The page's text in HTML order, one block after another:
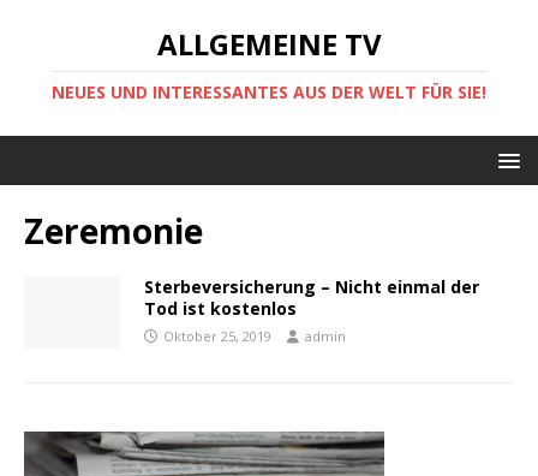
ALLGEMEINE TV
NEUES UND INTERESSANTES AUS DER WELT FÜR SIE!
Zeremonie
Sterbeversicherung – Nicht einmal der
Tod ist kostenlos
Oktober 25, 2019 admin